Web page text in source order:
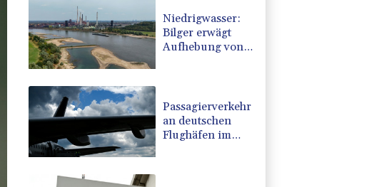
Niedrigwasser:
Bilger erwägt
Aufhebung von
Passagierverkehr
an deutschen
Flughäfen im